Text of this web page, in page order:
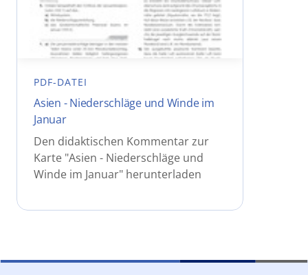
PDF-DATEI
Asien - Niederschläge und Winde im
Januar
Den didaktischen Kommentar zur
Karte "Asien - Niederschläge und
Winde im Januar" herunterladen